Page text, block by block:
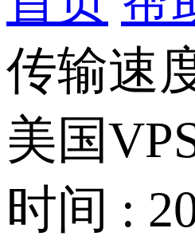
传输速
美国
时间 :